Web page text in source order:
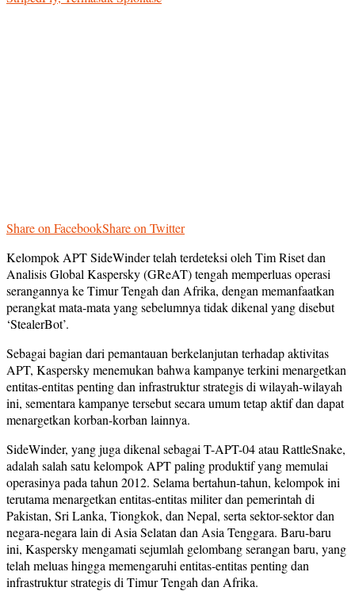
Share on FacebookShare on Twitter
Kelompok APT SideWinder telah terdeteksi oleh Tim Riset dan
Analisis Global Kaspersky (GReAT) tengah memperluas operasi
serangannya ke Timur Tengah dan Afrika, dengan memanfaatkan
perangkat mata-mata yang sebelumnya tidak dikenal yang disebut
‘StealerBot’.
Sebagai bagian dari pemantauan berkelanjutan terhadap aktivitas
APT, Kaspersky menemukan bahwa kampanye terkini menargetkan
entitas-entitas penting dan infrastruktur strategis di wilayah-wilayah
ini, sementara kampanye tersebut secara umum tetap aktif dan dapat
menargetkan korban-korban lainnya.
SideWinder, yang juga dikenal sebagai T-APT-04 atau RattleSnake,
adalah salah satu kelompok APT paling produktif yang memulai
operasinya pada tahun 2012. Selama bertahun-tahun, kelompok ini
terutama menargetkan entitas-entitas militer dan pemerintah di
Pakistan, Sri Lanka, Tiongkok, dan Nepal, serta sektor-sektor dan
negara-negara lain di Asia Selatan dan Asia Tenggara. Baru-baru
ini, Kaspersky mengamati sejumlah gelombang serangan baru, yang
telah meluas hingga memengaruhi entitas-entitas penting dan
infrastruktur strategis di Timur Tengah dan Afrika.